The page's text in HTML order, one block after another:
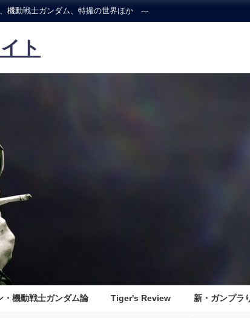
機動戦士ガンダム、特撮の世界ほか ---
ト
・機動戦士ガンダム論 Tiger's Review 新・ガンプラ